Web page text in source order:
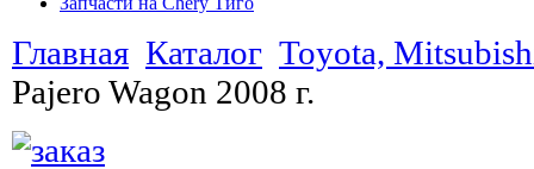
Главная Каталог Toyota,
Pajero Wagon 2008 г.